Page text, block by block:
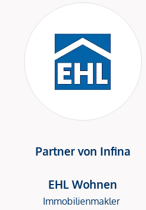
Partner von Infina
EHL Wohnen
Immobilienmakler